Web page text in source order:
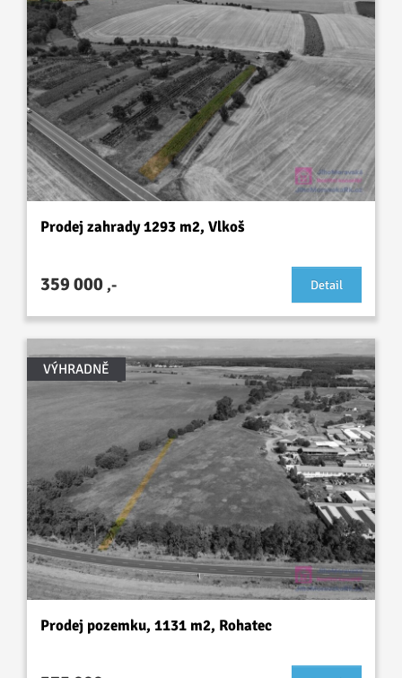
Prodej zahrady 1293 m2, Vlkoš
359 000 ,- Detail
VÝHRADNĚ
Prodej pozemku, 1131 m2, Rohatec